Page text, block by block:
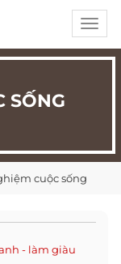
SỐNG
cuộc sống
- làm giàu